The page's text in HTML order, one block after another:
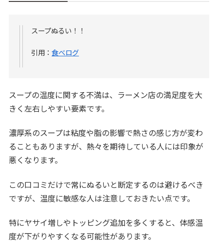
スープぬるい！！
引用：食べログ
スープの温度に関する不満は、ラーメン店の満足度を大
きく左右しやすい要素です。
濃厚系のスープは粘度や脂の影響で熱さの感じ方が変わ
ることもありますが、熱々を期待している人には印象が
悪くなります。
この口コミだけで常にぬるいと断定するのは避けるべき
ですが、温度に敏感な人は注意しておきたい点です。
特にヤサイ増しやトッピング追加を多くすると、体感温
度が下がりやすくなる可能性があります。